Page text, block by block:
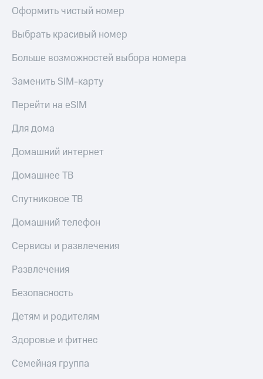
Оформить чистый номер
Выбрать красивый номер
Больше возможностей выбора номера
Заменить SIM-карту
Перейти на eSIM
Для дома
Домашний интернет
Домашнее ТВ
Спутниковое ТВ
Домашний телефон
Сервисы и развлечения
Развлечения
Безопасность
Детям и родителям
Здоровье и фитнес
Семейная группа